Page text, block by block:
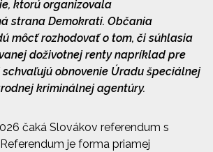
ktorú organizovala
strana Demokrati. Občania
môcť rozhodovať o tom, či súhlasia
doživotnej renty napríklad pre
obnovenie Úradu špeciálnej
kriminálnej agentúry.
čaká Slovákov referendum s
je forma priamej